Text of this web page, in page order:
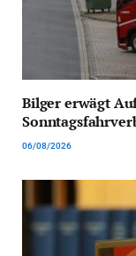
Bilger erwägt
06/08/2026